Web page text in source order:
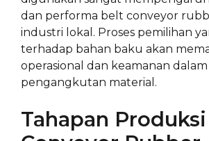
dan performa belt conveyor
industri lokal. Proses pemilihan
terhadap bahan baku akan
operasional dan keamanan dalam
pengangkutan material.
Tahapan